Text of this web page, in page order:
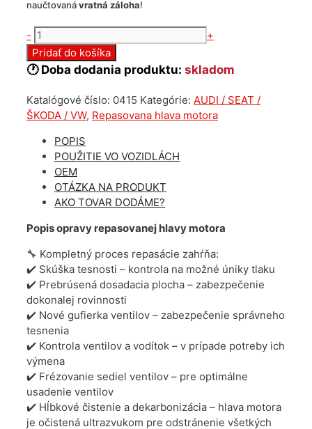
naučtovanávratná záloha!
- množstvo
Repasovaná
hlava
motora
Volkswagen
1.2
030103374F
+
Pridať do košíka
🕐 Doba dodania produktu: skladom
Katalógové číslo: 0415 Kategórie: AUDI / SEAT /
ŠKODA / VW, Repasovana hlava motora
POPIS
POUŽITIE VO VOZIDLÁCH
OEM
OTÁZKA NA PRODUKT
AKO TOVAR DODÁME?
Popis opravy repasovanej hlavy motora
🔧 Kompletný proces repasácie zahŕňa:
✔️ Skúška tesnosti – kontrola na možné úniky tlaku
✔️ Prebrúsená dosadacia plocha – zabezpečenie
dokonalej rovinnosti
✔️ Nové gufierka ventilov – zabezpečenie správneho
tesnenia
✔️ Kontrola ventilov a vodítok – v prípade potreby ich
výmena
✔️ Frézovanie sediel ventilov – pre optimálne
usadenie ventilov
✔️ Hĺbkové čistenie a dekarbonizácia – hlava motora
je očistená ultrazvukom pre odstránenie všetkých